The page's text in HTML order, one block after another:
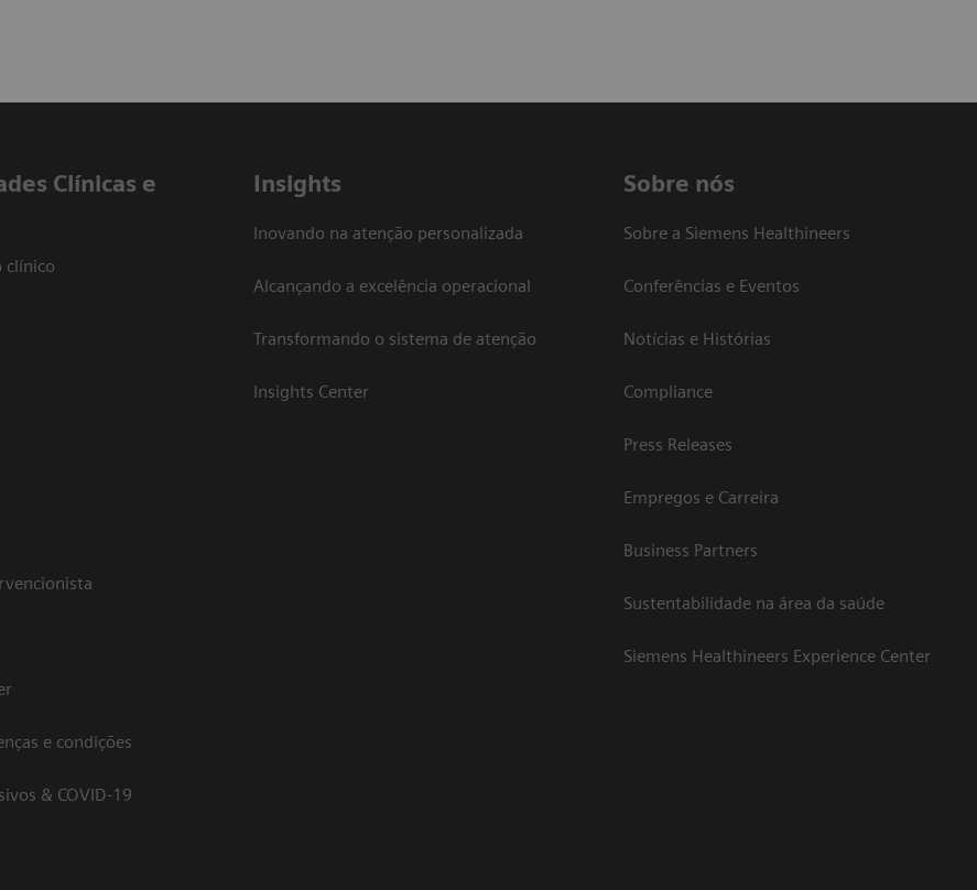
Clínicas e
clínico
e condições
& COVID-19
Insights
Inovando na atenção personalizada
Alcançando a excelência operacional
Transformando o sistema de atenção
Insights Center
Sobre nós
Sobre a Siemens Healthineers
Conferências e Eventos
Notícias e Histórias
Compliance
Press Releases
Empregos e Carreira
Business Partners
Sustentabilidade na área da saúde
Siemens Healthineers Experience Center